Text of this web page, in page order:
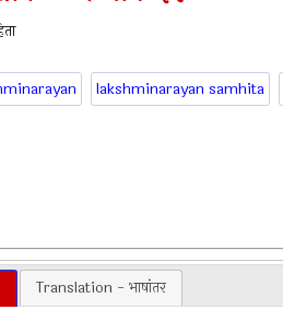
lakshminarayan samhita
Translation - भाषांतर